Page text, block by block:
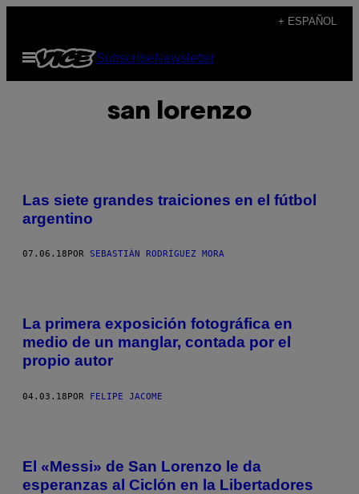
contenido
+ ESPAÑOL
Abrir
Menú
SubscribeNewsletter
san lorenzo
Las siete grandes traiciones en el fútbol
argentino
07.06.18 POR SEBASTIÁN RODRÍGUEZ MORA
La primera exposición fotográfica en
medio de un manglar, contada por el
propio autor
04.03.18POR FELIPE JACOME
El «Messi» de San Lorenzo le da
esperanzas al Ciclón en la Libertadores